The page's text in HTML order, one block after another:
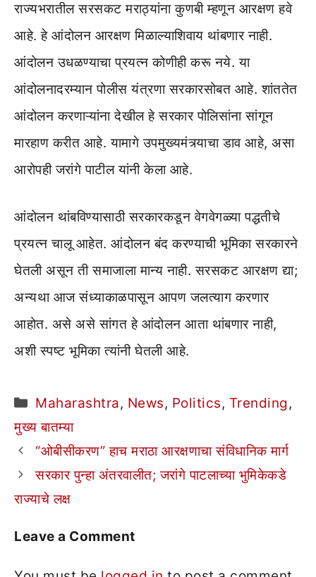
राज्यभरातील सरसकट मराठ्यांना कुणबी म्हणून आरक्षण हवे
आहे. हे आंदोलन आरक्षण मिळाल्याशिवाय थांबणार नाही.
आंदोलन उधळण्याचा प्रयत्न कोणीही करू नये. या
आंदोलनादरम्यान पोलीस यंत्रणा सरकारसोबत आहे. शांततेत
आंदोलन करणाऱ्यांना देखील हे सरकार पोलिसांना सांगून
मारहाण करीत आहे. यामागे उपमुख्यमंत्र्याचा डाव आहे, असा
आरोपही जरांगे पाटील यांनी केला आहे.
आंदोलन थांबविण्यासाठी सरकारकडून वेगवेगळ्या पद्धतीचे
प्रयत्न चालू आहेत. आंदोलन बंद करण्याची भूमिका सरकारने
घेतली असून ती समाजाला मान्य नाही. सरसकट आरक्षण द्या;
अन्यथा आज संध्याकाळपासून आपण जलत्याग करणार
आहोत. असे असे सांगत हे आंदोलन आता थांबणार नाही,
अशी स्पष्ट भूमिका त्यांनी घेतली आहे.
Categories
Maharashtra, News, Politics, Trending,
मुख्य बातम्या
“ओबीसीकरण” हाच मराठा आरक्षणाचा संविधानिक मार्ग
सरकार पुन्हा अंतरवालीत; जरांगे पाटलाच्या भुमिकेकडे
राज्याचे लक्ष
Leave a Comment